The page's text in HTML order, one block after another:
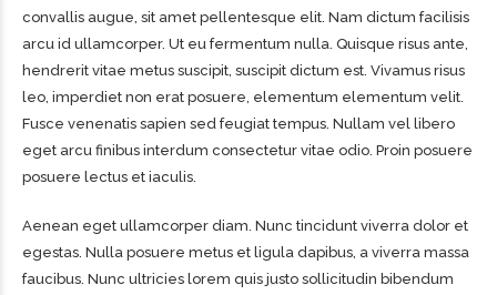
convallis augue, sit amet pellentesque elit. Nam dictum facilisis
arcu id ullamcorper. Ut eu fermentum nulla. Quisque risus ante,
hendrerit vitae metus suscipit, suscipit dictum est. Vivamus risus
leo, imperdiet non erat posuere, elementum elementum velit.
Fusce venenatis sapien sed feugiat tempus. Nullam vel libero
eget arcu finibus interdum consectetur vitae odio. Proin posuere
posuere lectus et iaculis.
Aenean eget ullamcorper diam. Nunc tincidunt viverra dolor et
egestas. Nulla posuere metus et ligula dapibus, a viverra massa
faucibus. Nunc ultricies lorem quis justo sollicitudin bibendum